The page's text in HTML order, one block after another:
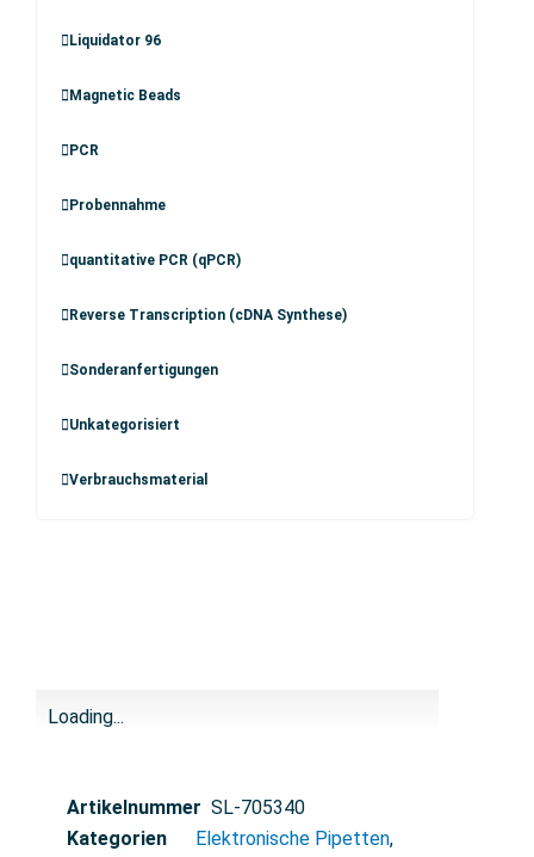
Liquidator 96
Magnetic Beads
PCR
Probennahme
quantitative PCR (qPCR)
Reverse Transcription (cDNA Synthese)
Sonderanfertigungen
Unkategorisiert
Verbrauchsmaterial
Loading...
Artikelnummer SL-705340
Kategorien
Elektronische Pipetten,